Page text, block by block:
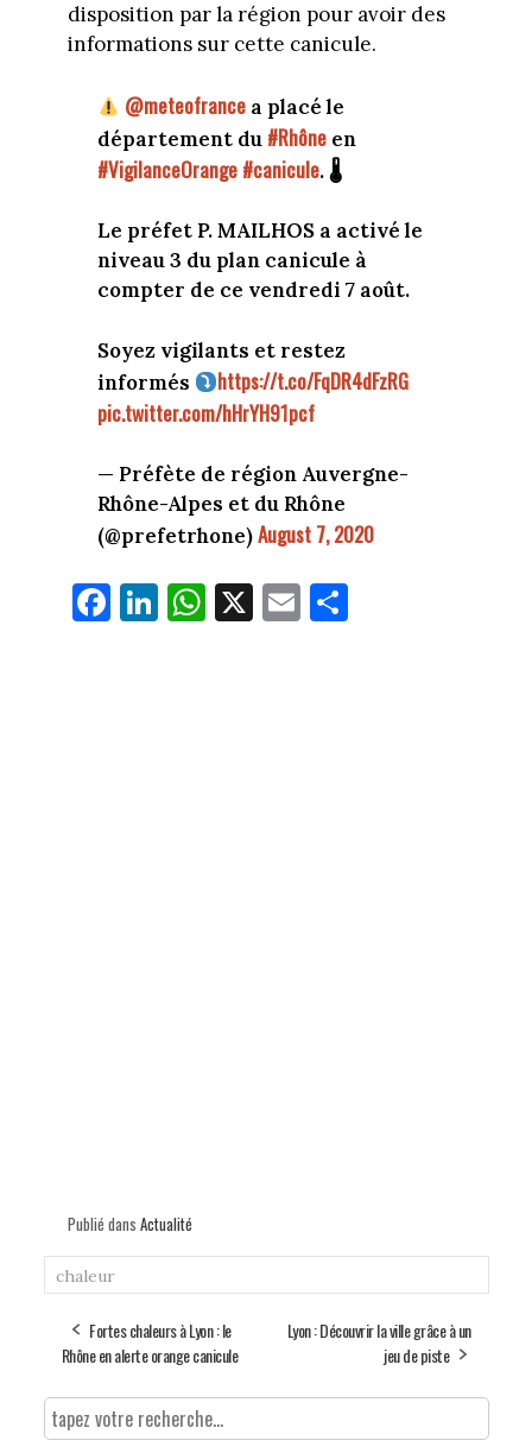
disposition par la région pour avoir des
informations sur cette canicule.
@meteofrance a placé le
département du #Rhône en
#VigilanceOrange #canicule. 🌡
Le préfet P. MAILHOS a activé le
niveau 3 du plan canicule à
compter de ce vendredi 7 août.
Soyez vigilants et restez
informés
https://t.co/FqDR4dFzRG
pic.twitter.com/hHrYH91pcf
— Préfète de région Auvergne-
Rhône-Alpes et du Rhône
(@prefetrhone)August 7, 2020
Fa
ce
Li
nk
W
ha
X E
m
Pa
rt
Publié dans Actualité
chaleur
Fortes chaleurs à Lyon : le
Rhône en alerte orange canicule
Lyon : Découvrir la ville grâce à un
jeu de piste